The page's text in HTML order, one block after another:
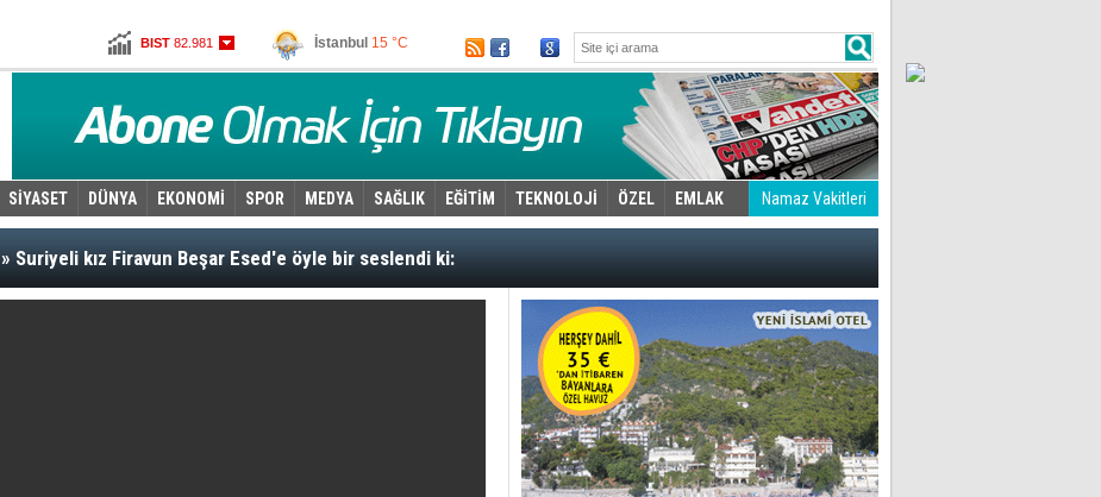
BIST 82.981
Altın101,736
Euro 2,9155
İstanbul 15 °C
Ankara11 °C
Namaz Vakitleri
SİYASET DÜNYA EKONOMİ SPOR MEDYA SAĞLIK EĞİTİM TEKNOLOJİ ÖZEL EMLAK
» Suriyeli kız Firavun Beşar Esed'e öyle bir seslendi ki: